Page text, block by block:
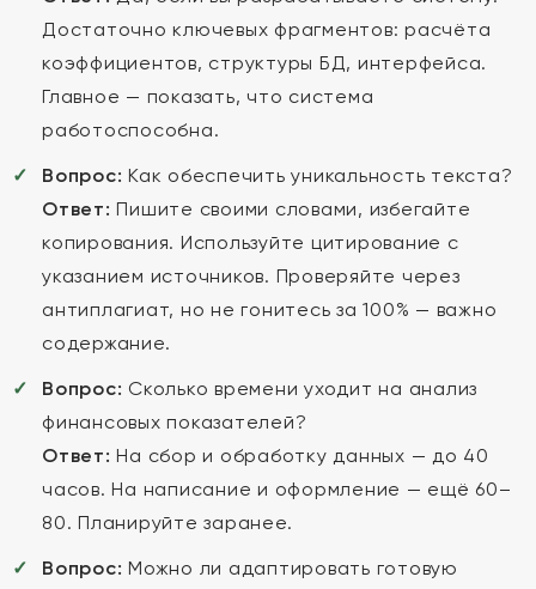
Достаточно ключевых фрагментов: расчёта
коэффициентов, структуры БД, интерфейса.
Главное — показать, что система
работоспособна.
Вопрос: Как обеспечить уникальность текста?
Ответ: Пишите своими словами, избегайте
копирования. Используйте цитирование с
указанием источников. Проверяйте через
антиплагиат, но не гонитесь за 100% — важно
содержание.
Вопрос: Сколько времени уходит на анализ
финансовых показателей?
Ответ: На сбор и обработку данных — до 40
часов. На написание и оформление — ещё 60–
80. Планируйте заранее.
Вопрос: Можно ли адаптировать готовую